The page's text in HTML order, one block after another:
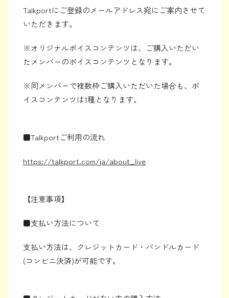
Talkportにご登録のメールアドレス宛にご案内させて
いただきます。
※オリジナルボイスコンテンツは、ご購入いただい
たメンバーのボイスコンテンツとなります。
※同メンバーで複数枠ご購入いただいた場合も、ボ
イスコンテンツは1種となります。
■Talkportご利用の流れ
https://talkport.com/ja/about_live
【注意事項】
■支払い方法について
支払い方法は、クレジットカード・バンドルカード
(コンビニ決済)が可能です。